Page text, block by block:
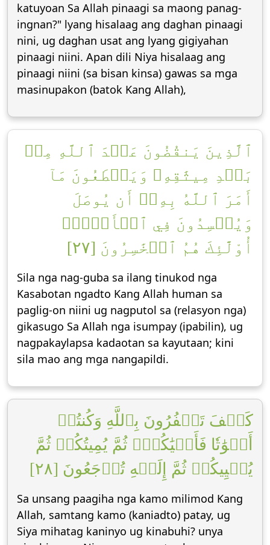
katuyoan Sa Allah pinaagi sa maong panag-
ingnan?" lyang hisalaag ang daghan pinaagi
nini, ug daghan usat ang lyang gigiyahan
pinaagi niini. Apan dili Niya hisalaag ang
pinaagi niini (sa bisan kinsa) gawas sa mga
masinupakon (batok Kang Allah),
ٱلَّذِينَ يَنقُضُونَ عَهۡدَ ٱللَّهِ مِنۢ
بَعۡدِ مِيثَٰقِهِۦ وَيَقۡطَعُونَ مَآ
أَمَرَ ٱللَّهُ بِهِۦٓ أَن يُوصَلَ
وَيُفۡسِدُونَ فِي ٱلۡأَرۡضِۚ
أُوْلَٰٓئِكَ هُمُ ٱلۡخَٰسِرُونَ [٢٧]
Sila nga nag-guba sa ilang tinukod nga
Kasabotan ngadto Kang Allah human sa
paglig-on niini ug nagputol sa (relasyon nga)
gikasugo Sa Allah nga isumpay (ipabilin), ug
nagpakaylapsa kadaotan sa kayutaan; kini
sila mao ang mga nangapildi.
كَيۡفَ تَكۡفُرُونَ بِٱللَّهِ وَكُنتُمۡ
أَمۡوَٰتٗا فَأَحۡيَٰكُمۡۖ ثُمَّ يُمِيتُكُمۡ ثُمَّ
يُحۡيِيكُمۡ ثُمَّ إِلَيۡهِ تُرۡجَعُونَ [٢٨]
Sa unsang paagiha nga kamo milimod Kang
Allah, samtang kamo (kaniadto) patay, ug
Siya mihatag kaninyo ug kinabuhi? unya